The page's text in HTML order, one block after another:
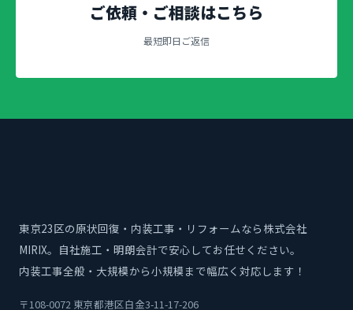
ご依頼・ご相談はこちら
最短即日ご返信
東京23区の原状回復・内装工事・リフォームなら株式会社
MIRIX。自社施工・明朗会計で安心してお任せください。
内装工事全般・大規模から小規模まで幅広く対応します！
〒108-0072 東京都港区白金3-11-17-206